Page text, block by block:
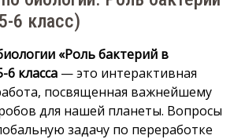
6 класс)
«Роль бактерий в
6 класса — это интерактивная
посвященная важнейшему
для нашей планеты. Вопросы
задачу по переработке